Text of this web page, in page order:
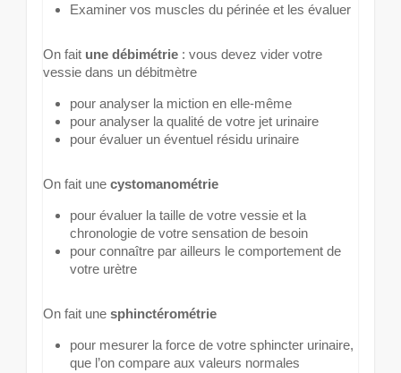
Examiner vos muscles du périnée et les évaluer
On fait une débimétrie : vous devez vider votre
vessie dans un débitmètre
pour analyser la miction en elle-même
pour analyser la qualité de votre jet urinaire
pour évaluer un éventuel résidu urinaire
On fait une cystomanométrie
pour évaluer la taille de votre vessie et la
chronologie de votre sensation de besoin
pour connaître par ailleurs le comportement de
votre urètre
On fait une sphinctérométrie
pour mesurer la force de votre sphincter urinaire,
que l’on compare aux valeurs normales